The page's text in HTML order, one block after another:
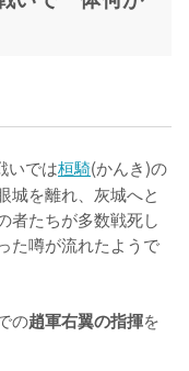
いでは桓騎(かんき)の
城を離れ、灰城へと
者たちが多数戦死し
た噂が流れたようで
の趙軍右翼の指揮を